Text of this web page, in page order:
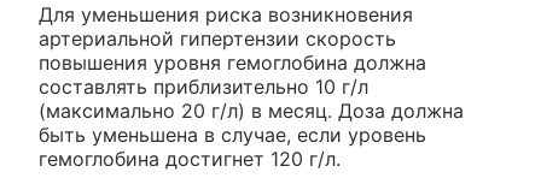
Для уменьшения риска возникновения
артериальной гипертензии скорость
повышения уровня гемоглобина должна
составлять приблизительно 10 г/л
(максимально 20 г/л) в месяц. Доза должна
быть уменьшена в случае, если уровень
гемоглобина достигнет 120 г/л.